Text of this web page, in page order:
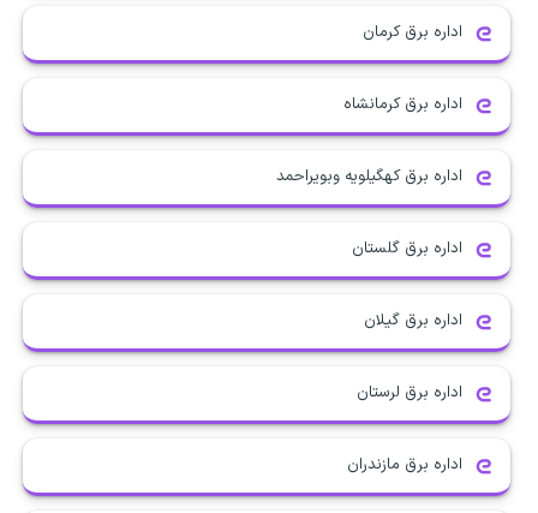
اداره برق کرمان
اداره برق کرمانشاه
اداره برق کهگیلویه وبویراحمد
اداره برق گلستان
اداره برق گیلان
اداره برق لرستان
اداره برق مازندران